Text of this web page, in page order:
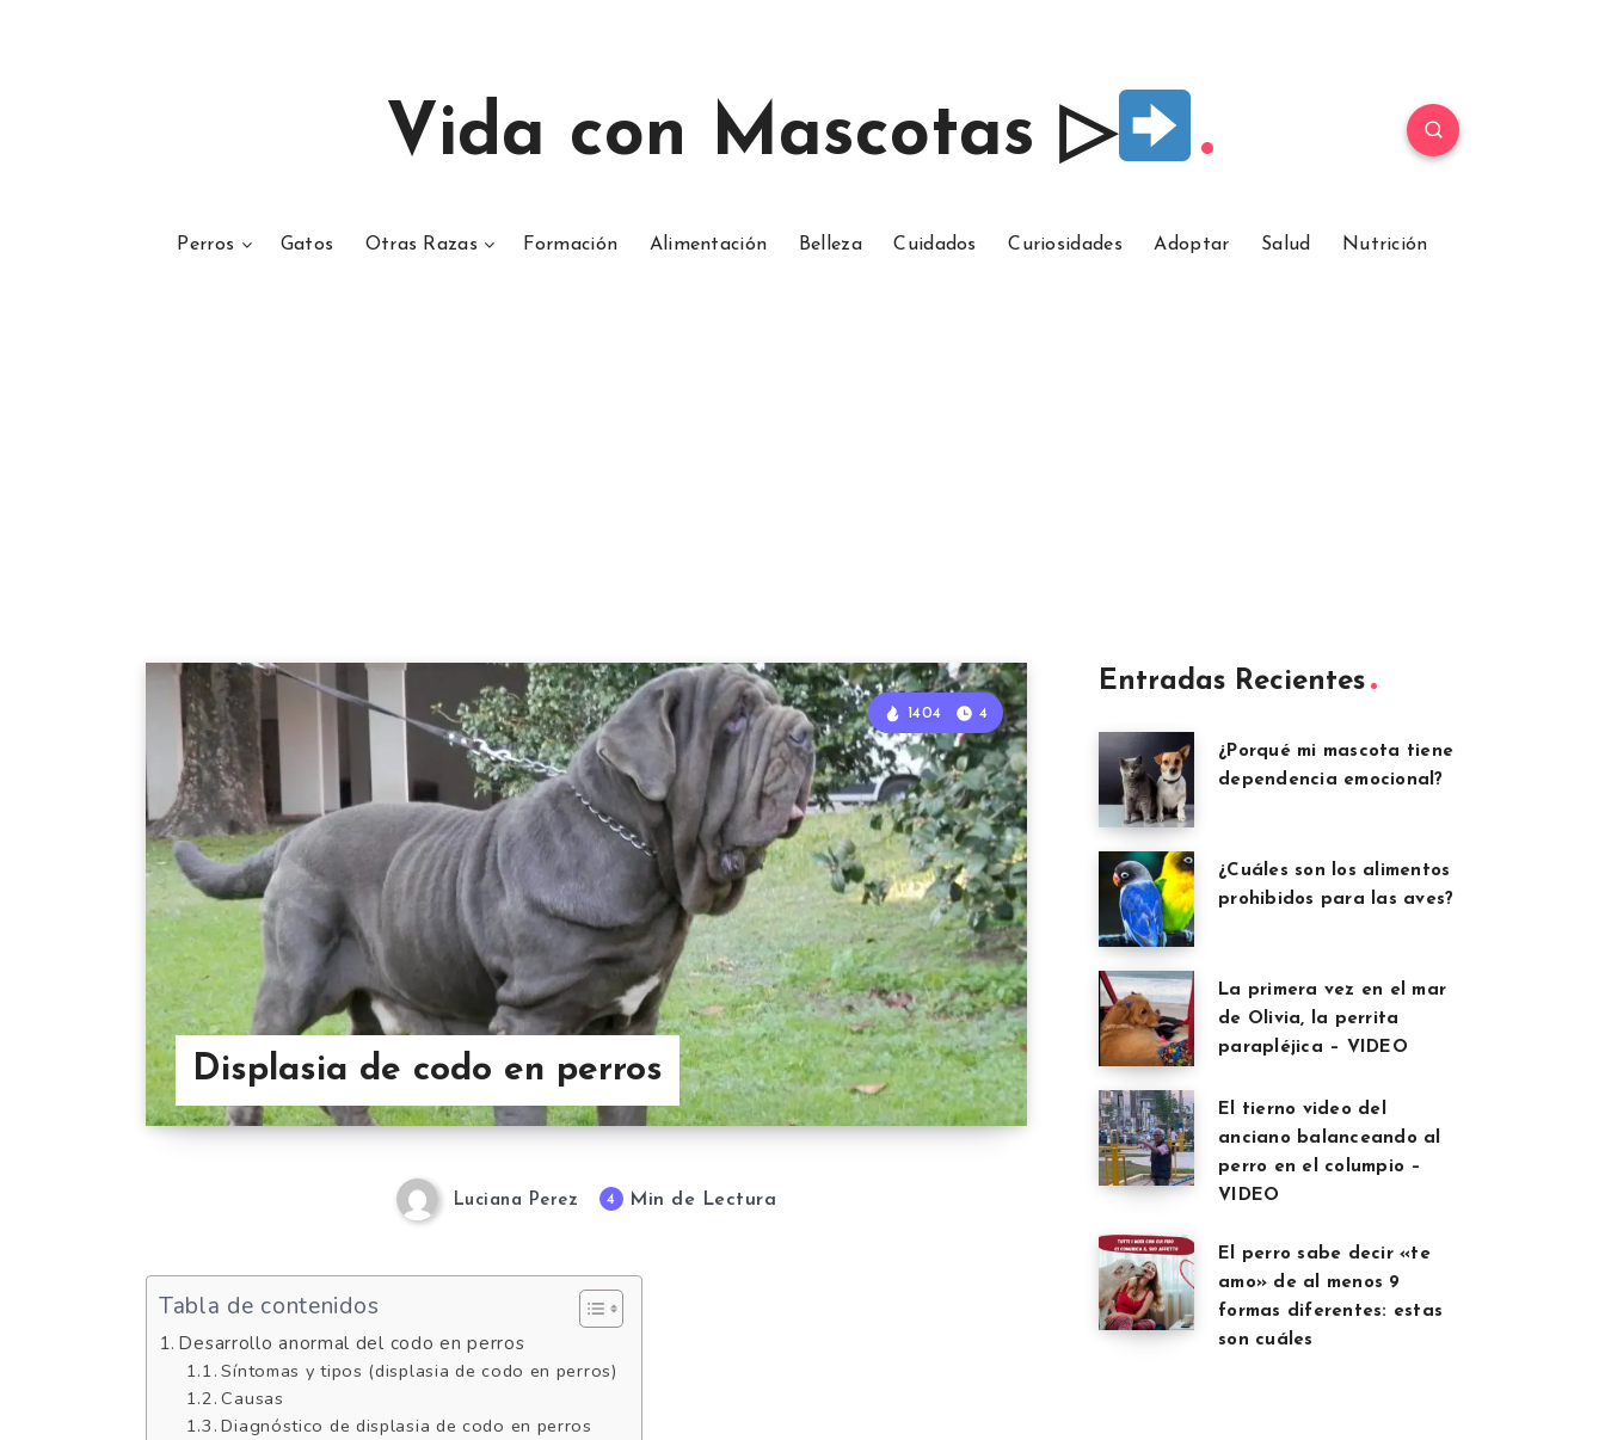
Vida con Mascotas ▷
Perros Gatos Otras Razas Formación Alimentación Belleza Cuidados Curiosidades Adoptar Salud Nutrición
Displasia de codo en perros
1404 4
Luciana Perez 4 Min de Lectura
Tabla de contenidos
Desarrollo anormal del codo en perros
Síntomas y tipos (displasia de codo en perros)
Causas
Diagnóstico de displasia de codo en perros
Entradas Recientes
¿Porqué mi mascota tiene
dependencia emocional?
¿Cuáles son los alimentos
prohibidos para las aves?
La primera vez en el mar
de Olivia, la perrita
parapléjica – VIDEO
El tierno video del
anciano balanceando al
perro en el columpio –
VIDEO
El perro sabe decir «te
amo» de al menos 9
formas diferentes: estas
son cuáles